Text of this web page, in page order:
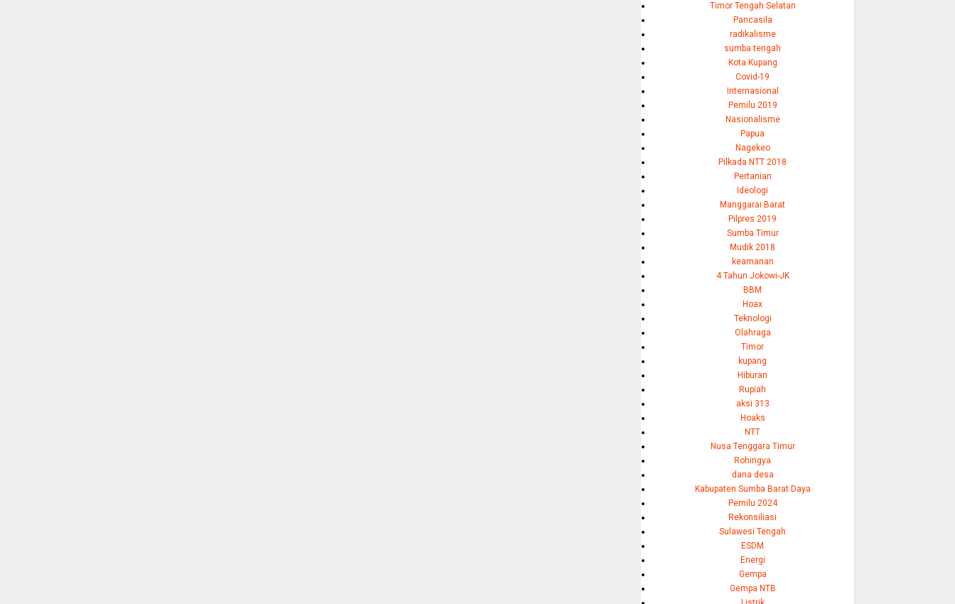
Timor Tengah Selatan
Pancasila
radikalisme
sumba tengah
Kota Kupang
Covid-19
Internasional
Pemilu 2019
Nasionalisme
Papua
Nagekeo
Pilkada NTT 2018
Pertanian
Ideologi
Manggarai Barat
Pilpres 2019
Sumba Timur
Mudik 2018
keamanan
4 Tahun Jokowi-JK
BBM
Hoax
Teknologi
Olahraga
Timor
kupang
Hiburan
Rupiah
aksi 313
Hoaks
NTT
Nusa Tenggara Timur
Rohingya
dana desa
Kabupaten Sumba Barat Daya
Pemilu 2024
Rekonsiliasi
Sulawesi Tengah
ESDM
Energi
Gempa
Gempa NTB